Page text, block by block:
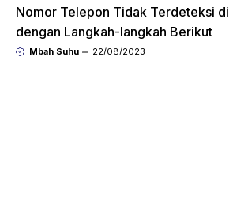
Nomor Telepon Tidak Terdeteksi
dengan Langkah-langkah Berikut
Mbah Suhu 22/08/2023